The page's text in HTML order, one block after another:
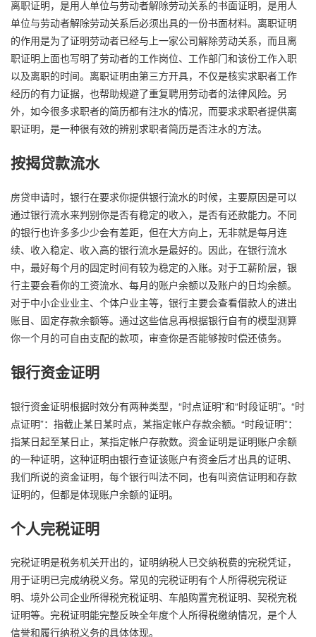
离职证明，是用人单位与劳动者解除劳动关系的书面证明，是用人
单位与劳动者解除劳动关系后必须出具的一份书面材料。离职证明
的作用是为了证明劳动者已经与上一家公司解除劳动关系，而且离
职证明上面也写明了劳动者的工作岗位、工作部门和该份工作入职
以及离职的时间。离职证明由第三方开具，不仅是核实求职者工作
经历的有力证据，也帮助规避了重复聘用劳动者的法律风险。另
外，如今很多求职者的简历都有注水的情况，而要求求职者提供离
职证明，是一种很有效的辨别求职者简历是否注水的方法。
按揭贷款流水
房贷申请时，银行在要求你提供银行流水的时候，主要原因是可以
通过银行流水来判别你是否有稳定的收入，是否有还款能力。不同
的银行也许多多少少会有差距，但在大方向上，无非就是每月连
续、收入稳定、收入高的银行流水是最好的。因此，在银行流水
中，最好每个月的固定时间有较为稳定的入账。对于工薪阶层，银
行主要会看你的工资流水、每月的账户余额以及账户的日均余额。
对于中小企业业主、个体户业主等，银行主要会查看借款人的进出
账目、固定存款余额等。通过这些信息再根据银行自有的模型测算
你一个月的可自由支配的款项，审查你是否能够按时偿还债务。
银行资金证明
银行资金证明根据时效分有两种类型，“时点证明”和“时段证明”。“时
点证明”：指截止某日某时点，某指定帐户存款余额。“时段证明”：
指某日起至某日止，某指定帐户存款数。资金证明是证明账户余额
的一种证明，这种证明由银行查证该账户有资金后才出具的证明、
我们所说的资金证明，每个银行叫法不同，也有叫资信证明和存款
证明的，但都是体现账户余额的证明。
个人完税证明
完税证明是税务机关开出的，证明纳税人已交纳税费的完税凭证，
用于证明已完成纳税义务。常见的完税证明有个人所得税完税证
明、境外公司企业所得税完税证明、车船购置完税证明、契税完税
证明等。完税证明能完整反映全年度个人所得税缴纳情况，是个人
信誉和履行纳税义务的具体体现。